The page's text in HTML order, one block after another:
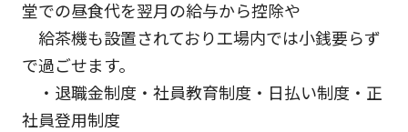
堂での昼食代を翌月の給与から控除や
給茶機も設置されており工場内では小銭要らず
で過ごせます。
・退職金制度・社員教育制度・日払い制度・正
社員登用制度